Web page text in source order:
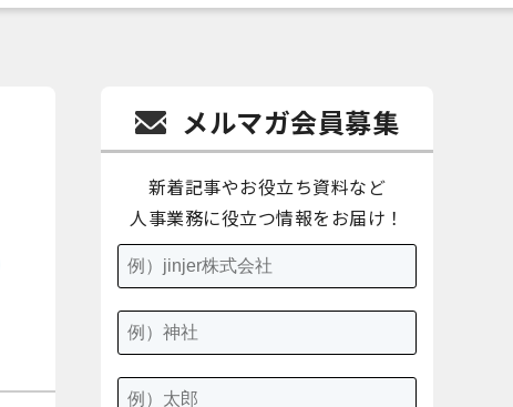
メルマガ会員募集
新着記事やお役立ち資料など
人事業務に役立つ情報をお届け！